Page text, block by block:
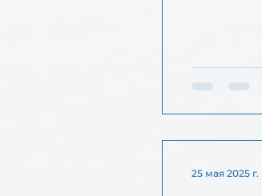
25 мая 2025 г.